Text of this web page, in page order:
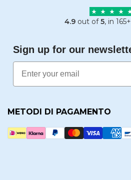
4.9 out of5, in
Sign up for our
Email
METODI DI PAGAMENTO